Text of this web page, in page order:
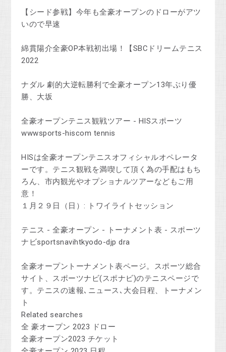
【シード参戦】今年も全豪オープンのドローがアツ
いので早速
綿貫陽介全豪OP本戦初出場！【SBCドリームテニス
2022
ナダル 劇的大逆転勝利で全豪オープン13年ぶり優
勝、大坂
全豪オープンテニス観戦ツアー - HISスポーツ
wwwsports-hiscom tennis
HISは全豪オープンテニスオフィシャルオペレータ
ーです。テニス観戦を満喫して頂く為の手配はもち
ろん、市内観光やオプショナルツアーなどもご用
意！
１月２９日（日）: トワイライトセッション
テニス - 全豪オープン - トーナメント表 - スポーツ
ナビsportsnavihtkyodo-djp dra
全豪オープントーナメント表ページ。スポーツ総合
サイト、スポーツナビ(スポナビ)のテニスページで
す。テニスの速報､ニュース､大会日程、トーナメン
ト
Related searches
全 豪オープン 2023 ドロー
全豪オープン2023 チケット